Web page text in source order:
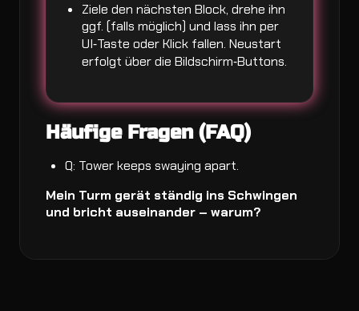
Ziele den nächsten Block, drehe ihn
ggf. (falls möglich) und lass ihn per
UI‑Taste oder Klick fallen. Neustart
erfolgt über die Bildschirm‑Buttons.
Häufige Fragen (FAQ)
Q: Tower keeps swaying apart.
Mein Turm gerät ständig ins Schwingen
und bricht auseinander – warum?